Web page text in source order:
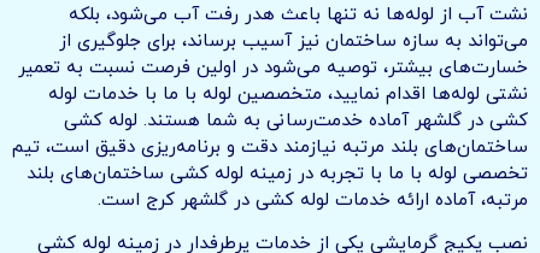
نشت آب از لوله‌ها نه تنها باعث هدر رفت آب می‌شود، بلکه
می‌تواند به سازه ساختمان نیز آسیب برساند، برای جلوگیری از
خسارت‌های بیشتر، توصیه می‌شود در اولین فرصت نسبت به تعمیر
نشتی لوله‌ها اقدام نمایید، متخصصین لوله با ما با خدمات لوله
کشی در گلشهر آماده خدمت‌رسانی به شما هستند. لوله کشی
ساختمان‌های بلند مرتبه نیازمند دقت و برنامه‌ریزی دقیق است، تیم
تخصصی لوله با ما با تجربه در زمینه لوله کشی ساختمان‌های بلند
مرتبه، آماده ارائه خدمات لوله کشی در گلشهر کرج است.
نصب پکیج گرمایشی یکی از خدمات پرطرفدار در زمینه لوله کشی